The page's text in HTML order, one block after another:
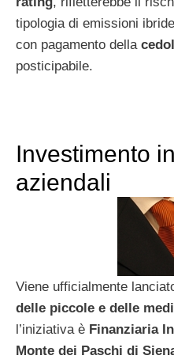
tipologia di emissioni
con pagamento della
posticipabile.
Investimento
aziendali
Viene ufficialmente
delle piccole e delle
l’iniziativa è Finanziaria
Monte dei Paschi di